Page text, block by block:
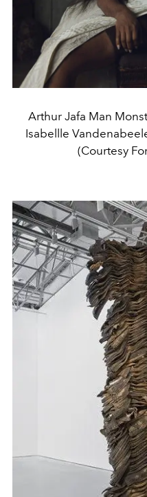
Arthur Jafa Man
Isabellle
(Courtesy